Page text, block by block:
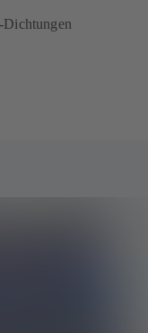
Dichtungen